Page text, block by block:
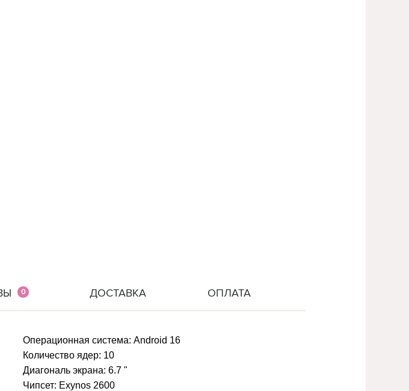
0 ДОСТАВКА ОПЛАТА
Операционная система: Android 16
Количество ядер: 10
Диагональ экрана: 6.7 "
Чипсет: Exynos 2600